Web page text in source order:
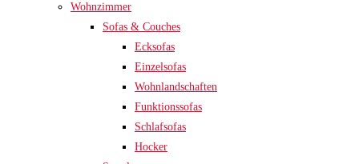
Wohnzimmer
Sofas & Couches
Ecksofas
Einzelsofas
Wohnlandschaften
Funktionssofas
Schlafsofas
Hocker